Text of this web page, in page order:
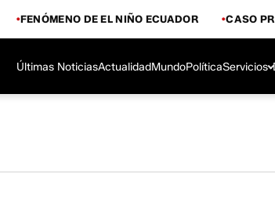
FENÓMENO DE EL NIÑO ECUADOR CASO
Últimas NoticiasActualidadMundoPolíticaServicios